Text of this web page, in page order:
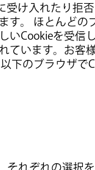
受け入れたり拒
す。 ほとんど
いCookieを受信
ています。お客
下のブラウザ